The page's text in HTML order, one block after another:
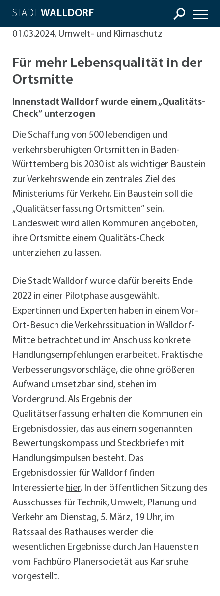
STADT WALLDORF
01.03.2024, Umwelt- und Klimaschutz
Für mehr Lebensqualität in der
Ortsmitte
Innenstadt Walldorf wurde einem „Qualitäts-
Check“ unterzogen
Die Schaffung von 500 lebendigen und
verkehrsberuhigten Ortsmitten in Baden-
Württemberg bis 2030 ist als wichtiger Baustein
zur Verkehrswende ein zentrales Ziel des
Ministeriums für Verkehr. Ein Baustein soll die
„Qualitätserfassung Ortsmitten“ sein.
Landesweit wird allen Kommunen angeboten,
ihre Ortsmitte einem Qualitäts-Check
unterziehen zu lassen.
Die Stadt Walldorf wurde dafür bereits Ende
2022 in einer Pilotphase ausgewählt.
Expertinnen und Experten haben in einem Vor-
Ort-Besuch die Verkehrssituation in Walldorf-
Mitte betrachtet und im Anschluss konkrete
Handlungsempfehlungen erarbeitet. Praktische
Verbesserungsvorschläge, die ohne größeren
Aufwand umsetzbar sind, stehen im
Vordergrund. Als Ergebnis der
Qualitätserfassung erhalten die Kommunen ein
Ergebnisdossier, das aus einem sogenannten
Bewertungskompass und Steckbriefen mit
Handlungsimpulsen besteht. Das
Ergebnisdossier für Walldorf finden
Interessierte hier. In der öffentlichen Sitzung des
Ausschusses für Technik, Umwelt, Planung und
Verkehr am Dienstag, 5. März, 19 Uhr, im
Ratssaal des Rathauses werden die
wesentlichen Ergebnisse durch Jan Hauenstein
vom Fachbüro Planersocietät aus Karlsruhe
vorgestellt.